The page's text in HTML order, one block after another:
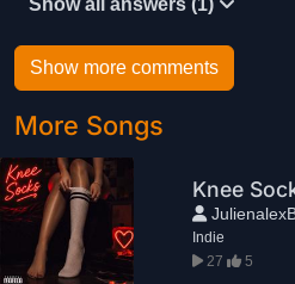
Show all answers (1)
Show more comments
More Songs
Knee
Indie
27
5